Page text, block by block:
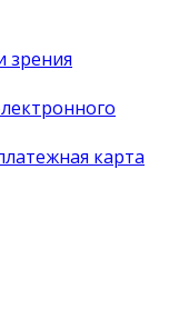
зрения
карта